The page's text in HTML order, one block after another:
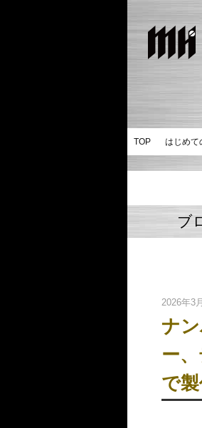
TOP はじめて
ブ
2026年3
ナ
ー
で